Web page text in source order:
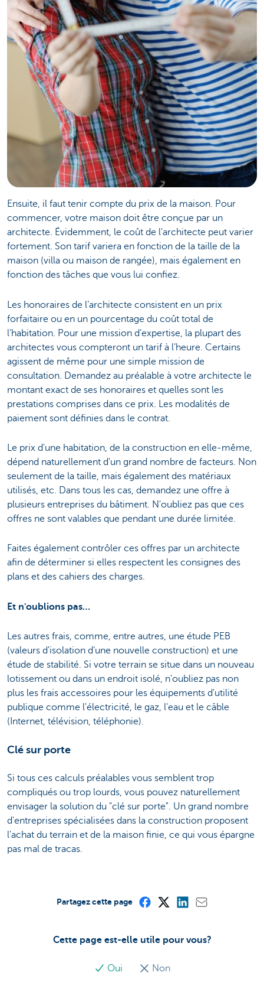
Ensuite, il faut tenir compte du prix de la maison. Pour
commencer, votre maison doit être conçue par un
architecte. Évidemment, le coût de l'architecte peut varier
fortement. Son tarif variera en fonction de la taille de la
maison (villa ou maison de rangée), mais également en
fonction des tâches que vous lui confiez.
Les honoraires de l’architecte consistent en un prix
forfaitaire ou en un pourcentage du coût total de
l’habitation. Pour une mission d’expertise, la plupart des
architectes vous compteront un tarif à l’heure. Certains
agissent de même pour une simple mission de
consultation. Demandez au préalable à votre architecte le
montant exact de ses honoraires et quelles sont les
prestations comprises dans ce prix. Les modalités de
paiement sont définies dans le contrat.
Le prix d'une habitation, de la construction en elle-même,
dépend naturellement d'un grand nombre de facteurs. Non
seulement de la taille, mais également des matériaux
utilisés, etc. Dans tous les cas, demandez une offre à
plusieurs entreprises du bâtiment. N'oubliez pas que ces
offres ne sont valables que pendant une durée limitée.
Faites également contrôler ces offres par un architecte
afin de déterminer si elles respectent les consignes des
plans et des cahiers des charges.
Et n'oublions pas…
Les autres frais, comme, entre autres, une étude PEB
(valeurs d'isolation d'une nouvelle construction) et une
étude de stabilité. Si votre terrain se situe dans un nouveau
lotissement ou dans un endroit isolé, n'oubliez pas non
plus les frais accessoires pour les équipements d'utilité
publique comme l'électricité, le gaz, l'eau et le câble
(Internet, télévision, téléphonie).
Clé sur porte
Si tous ces calculs préalables vous semblent trop
compliqués ou trop lourds, vous pouvez naturellement
envisager la solution du "clé sur porte". Un grand nombre
d'entreprises spécialisées dans la construction proposent
l'achat du terrain et de la maison finie, ce qui vous épargne
pas mal de tracas.
Cette page est-elle utile pour vous?
Oui Non
Partagez cette page